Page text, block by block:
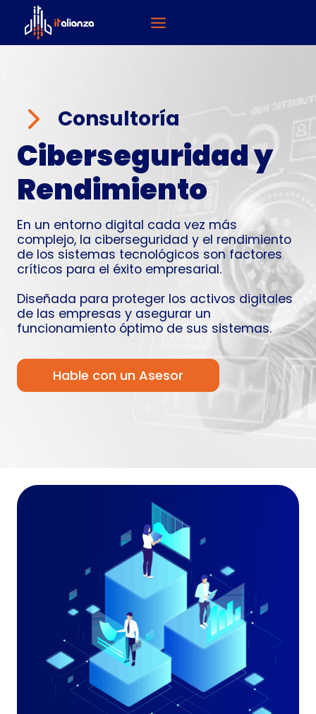
Saltar
contenido
Consultoría
Ciberseguridad y
Rendimiento
En un entorno digital cada vez más
complejo, la ciberseguridad y el rendimiento
de los sistemas tecnológicos son factores
críticos para el éxito empresarial.
Diseñada para proteger los activos digitales
de las empresas y asegurar un
funcionamiento óptimo de sus sistemas.
Hable con un Asesor